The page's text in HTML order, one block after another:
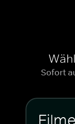
Sofort